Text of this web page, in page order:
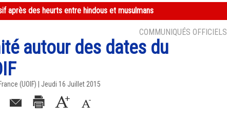
après des heurts entre hindous et musulmans
COMMUNIQUÉS OFFICIELS
autour des dates du
(UOIF) | Jeudi 16 Juillet 2015